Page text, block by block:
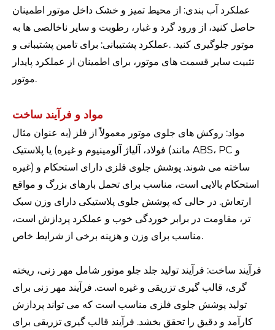
عملکرد آب بندی: از محیط تمیز و خشک داخل موتور اطمینان
حاصل کنید، از ورود گرد و غبار، رطوبت و سایر ناخالصی ها به
موتور جلوگیری کنید. .عملکرد پشتیبانی: برای تامین پشتیبانی و
تثبیت سایر قسمت های موتور، برای اطمینان از عملکرد پایدار
موتور.
مواد و فرآیند ساخت
مواد: روکش های جلوی موتور معمولاً از فلز (به عنوان مثال
فولاد، آلیاژ آلومینیوم و غیره) یا پلاستیک (مانند ABS، PC و
غیره) ساخته می شوند. پوشش جلوی فلزی دارای استحکام و
استحکام بالایی است، مناسب برای تحمل بارهای بزرگ و مواقع
ارتعاش. در حالی که پوشش جلوی پلاستیکی دارای وزن سبک
تر، مقاومت در برابر خوردگی خوب و عملکرد پردازش است،
مناسب برای وزن و هزینه برخی از شرایط خاص.
فرآیند ساخت: فرآیند تولید جلد جلو موتور شامل مهر زنی، ریخته
گری، قالب گیری تزریقی و غیره است. فرآیند مهر زنی برای
تولید پوشش جلوی فلزی مناسب است که می تواند پردازش
کارآمد و دقیق را تحقق بخشد. فرآیند قالب گیری تزریقی برای